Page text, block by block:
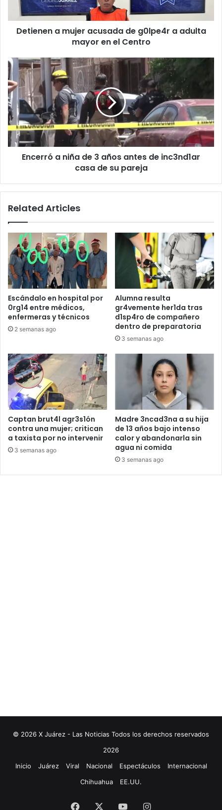
adulta
mayor
Detienen a mujer acusada de g0lpe4r a adulta
mayor en el Centro
Encerró
a
niña
de
3
años
antes
de
inc3nd1ar
Encerró a niña de 3 años antes de inc3nd1ar
casa de su pareja
Related Articles
Escándalo en hospital por
0rg14 entre médicos,
enfermeras y técnicos
2 semanas ago
Alumna resulta
gr4vemente her1da tras
d1sp4ro de compañero
dentro de preparatoria
3 semanas ago
Captan brut4l agr3s1ón
contra una mujer; critican
a taxista por no intervenir
3 semanas ago
Madre 3ncad3na a su hija
de 13 años bajo intenso
calor y abandonarla sin
agua ni comida
3 semanas ago
© 2026 X Juárez - Las Noticias Todos los derechos reservados
2026
Inicio
Juárez Viral Nacional Espectáculos
Internacional
Chihuahua
EE.UU.
Facebook YouTubeInstagram